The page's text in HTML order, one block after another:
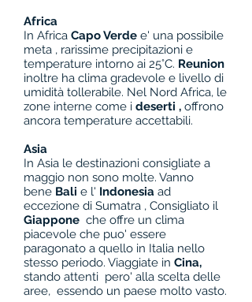
Africa
In Africa Capo Verde e' una possibile
meta , rarissime precipitazioni e
temperature intorno ai 25°C. Reunion
inoltre ha clima gradevole e livello di
umidità tollerabile. Nel Nord Africa, le
zone interne come i deserti , offrono
ancora temperature accettabili.
Asia
In Asia le destinazioni consigliate a
maggio non sono molte. Vanno
bene Bali e l' Indonesia ad
eccezione di Sumatra , Consigliato il
Giappone che offre un clima
piacevole che puo' essere
paragonato a quello in Italia nello
stesso periodo. Viaggiate in Cina,
stando attenti pero' alla scelta delle
aree, essendo un paese molto vasto.